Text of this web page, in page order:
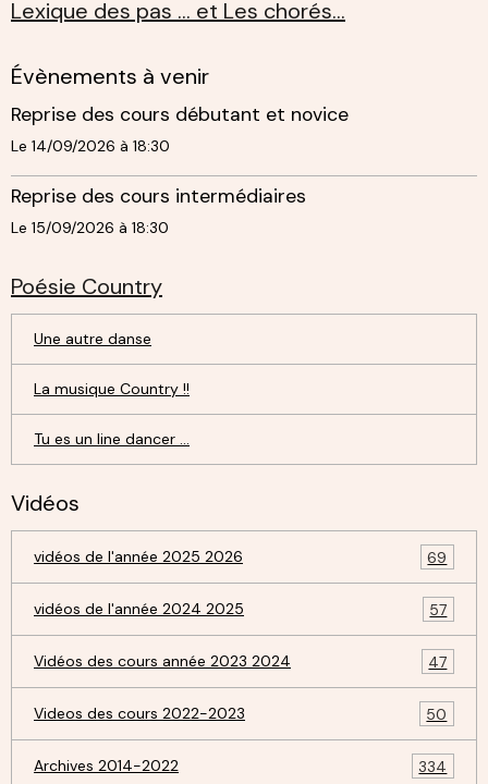
Lexique des pas ... et Les chorés...
Évènements à venir
Reprise des cours débutant et novice
Le 14/09/2026 à 18:30
Reprise des cours intermédiaires
Le 15/09/2026 à 18:30
Poésie Country
Une autre danse
La musique Country !!
Tu es un line dancer ...
Vidéos
vidéos de l'année 2025 2026 69
vidéos de l'année 2024 2025 57
Vidéos des cours année 2023 2024 47
Videos des cours 2022-2023 50
Archives 2014-2022 334